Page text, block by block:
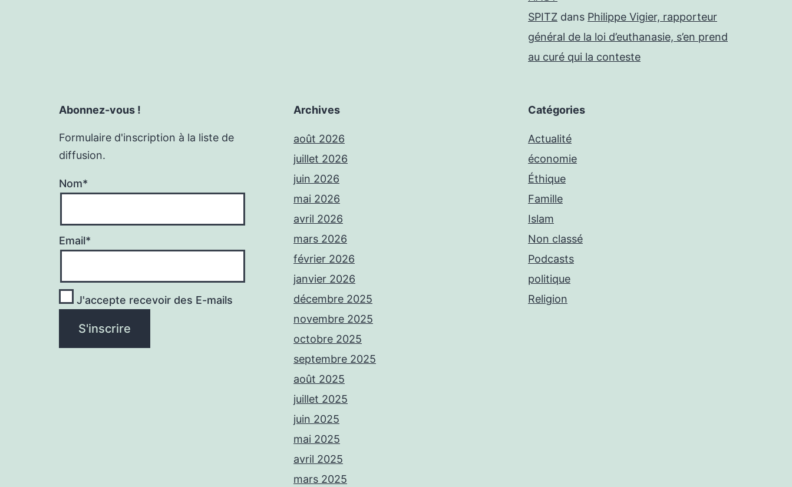
SPITZ dans Philippe Vigier, rapporteur
général de la loi d’euthanasie, s’en prend
au curé qui la conteste
Abonnez-vous !
Formulaire d'inscription à la liste de
diffusion.
Nom*
Email*
J'accepte recevoir des E-mails
Archives
août 2026
juillet 2026
juin 2026
mai 2026
avril 2026
mars 2026
février 2026
janvier 2026
décembre 2025
novembre 2025
octobre 2025
septembre 2025
août 2025
juillet 2025
juin 2025
mai 2025
avril 2025
mars 2025
Catégories
Actualité
économie
Éthique
Famille
Islam
Non classé
Podcasts
politique
Religion